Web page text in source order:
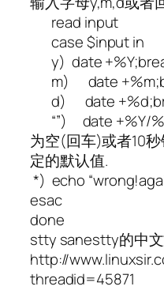
read input
case $input in
y) date
m) date
d) date
“”) date +%Y/
为空(回车)或者10
定的默认值.
*) echo
esac
done
stty sanestty的中
http://
threadid=45871